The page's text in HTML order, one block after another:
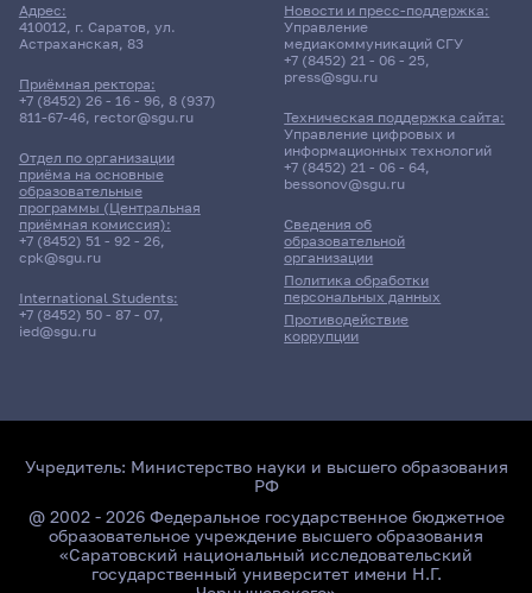
Адрес:
410012, г. Саратов, ул.
Астраханская, 83
Приёмная ректора:
+7 (8452) 26 - 16 - 96, 8 (937)
811-67-46, rector@sgu.ru
Отдел по организации
приёма на основные
образовательные
программы (Центральная
приёмная комиссия):
+7 (8452) 51 - 92 - 26,
cpk@sgu.ru
International Students:
+7 (8452) 50 - 87 - 07,
ied@sgu.ru
Сведения об
образовательной
организации
Политика обработки
персональных данных
Противодействие
коррупции
Новости и пресс-поддержка:
Управление
медиакоммуникаций СГУ
+7 (8452) 21 - 06 - 25,
press@sgu.ru
Техническая поддержка сайта:
Управление цифровых и
информационных технологий
+7 (8452) 21 - 06 - 64,
bessonov@sgu.ru
Учредитель: Министерство науки и высшего образования
РФ
@ 2002 - 2026 Федеральное государственное бюджетное
образовательное учреждение высшего образования
«Саратовский национальный исследовательский
государственный университет имени Н.Г.